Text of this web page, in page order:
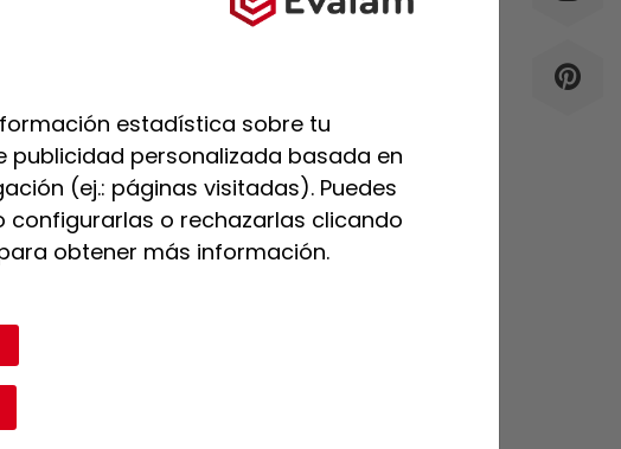
estadística sobre tu
personalizada basada en
(ej.: páginas visitadas). Puedes
configurarlas o rechazarlas clicando
obtener más información.